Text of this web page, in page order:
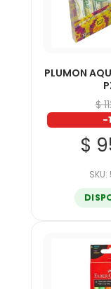
PLUMON
$
-
$